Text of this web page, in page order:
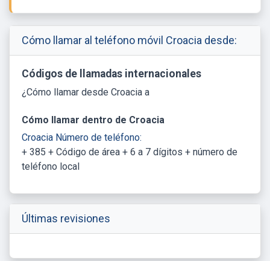
Cómo llamar al teléfono móvil Croacia desde:
Códigos de llamadas internacionales
¿Cómo llamar desde Croacia a
Cómo llamar dentro de Croacia
Croacia Número de teléfono:
+ 385 + Código de área + 6 a 7 dígitos + número de
teléfono local
Últimas revisiones